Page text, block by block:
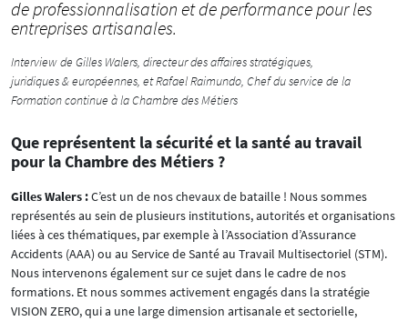
de professionnalisation et de performance pour les
entreprises artisanales.
Interview de Gilles Walers, directeur des affaires stratégiques,
juridiques & européennes, et Rafael Raimundo, Chef du service de la
Formation continue à la Chambre des Métiers
Que représentent la sécurité et la santé au travail
pour la Chambre des Métiers ?
Gilles Walers :C’est un de nos chevaux de bataille ! Nous sommes
représentés au sein de plusieurs institutions, autorités et organisations
liées à ces thématiques, par exemple à l’Association d’Assurance
Accidents (AAA) ou au Service de Santé au Travail Multisectoriel (STM).
Nous intervenons également sur ce sujet dans le cadre de nos
formations. Et nous sommes activement engagés dans la stratégie
VISION ZERO, qui a une large dimension artisanale et sectorielle,